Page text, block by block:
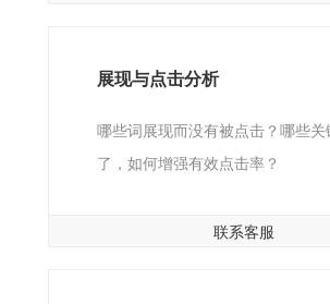
展现与点击分析
哪些词展现而没有被点击？哪些
了，如何增强有效点击率？
联系客服